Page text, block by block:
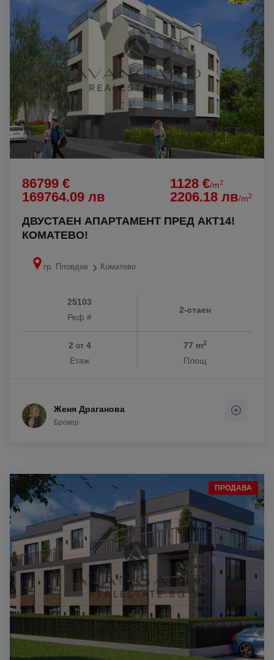
86799 €
169764.09 лв
1128 €/m2
2206.18 лв/m2
ДВУСТАЕН АПАРТАМЕНТ ПРЕД АКТ14!
КОМАТЕВО!
гр. Пловдив Коматево
25103
Реф #
2-стаен
2 от4
Етаж
77 m2
Площ
Женя Драганова
Брокер
ПРОДАВА